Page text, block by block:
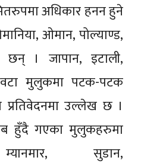
अधिकार हनन हुने
ओमान, पोल्याण्ड,
। जापान, इटाली,
वटा मुलुकमा पटक-पटक
उल्लेख छ ।
हुँदै गएका मुलुकहरुमा
सुडान,